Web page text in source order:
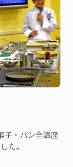
子・パン全講座
た。